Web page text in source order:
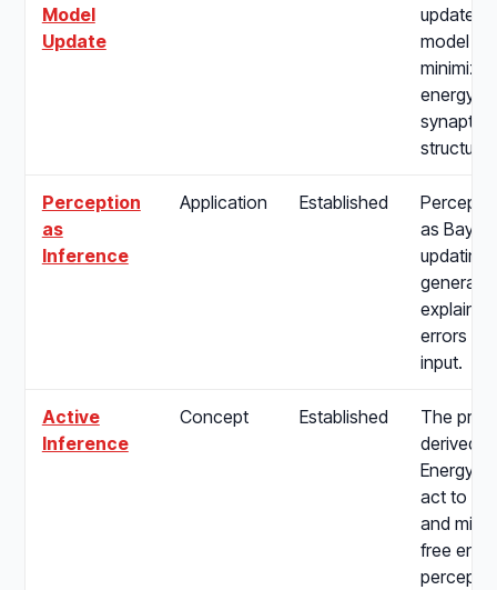
Model
Update
update
model
minimize
energy,
synaptic
structure
Perception
as
Inference
Application Established
as
updating
explain
errors
input.
Active
Inference
Concept Established
The
derived
Energy
act to
and
free